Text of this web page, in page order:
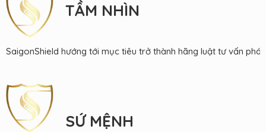
TẦM NHÌN
SaigonShield hướng tới mục tiêu trở thành hãng luật tư vấn
SỨ MỆNH